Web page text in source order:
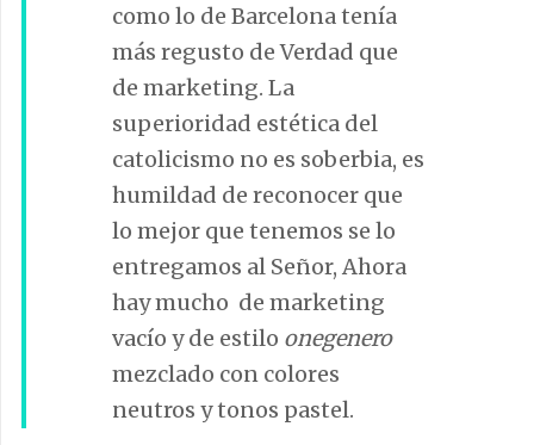
como lo de Barcelona tenía
más regusto de Verdad que
de marketing. La
superioridad estética del
catolicismo no es soberbia, es
humildad de reconocer que
lo mejor que tenemos se lo
entregamos al Señor, Ahora
hay mucho de marketing
vacío y de estilo onegenero
mezclado con colores
neutros y tonos pastel.